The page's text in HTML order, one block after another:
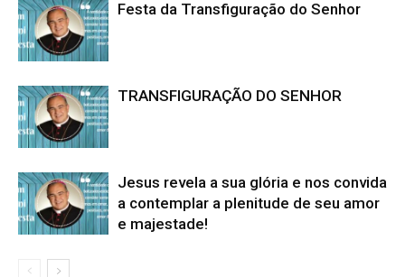
Festa da Transfiguração do Senhor
TRANSFIGURAÇÃO DO SENHOR
Jesus revela a sua glória e nos convida
a contemplar a plenitude de seu amor
e majestade!